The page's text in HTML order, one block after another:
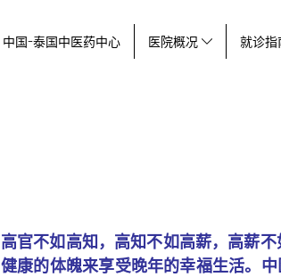
中国-泰国中医药中心 医院概况 就诊
高官不如高知，高知不如高薪，高薪
健康的体魄来享受晚年的幸福生活。